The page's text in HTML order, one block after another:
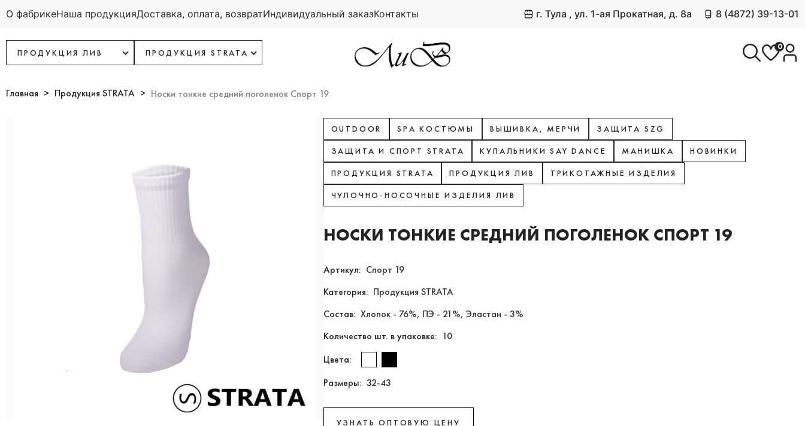
О фабрикеНаша продукцияДоставка, оплата, возвратИндивидуальный заказКонтакты г. Тула , ул. 1-ая Прокатная, д. 8а 8 (4872) 39-13-01
ПРОДУКЦИЯ ЛИВ ПРОДУКЦИЯ STRATA
0
Главная Продукция STRATA Носки тонкие средний поголенок Спорт 19
OUTDOOR SPA КОСТЮМЫ ВЫШИВКА, МЕРЧИ ЗАЩИТА SZG
ЗАЩИТА И СПОРТ STRATA КУПАЛЬНИКИ SAY DANCE МАНИШКА НОВИНКИ
ПРОДУКЦИЯ STRATA ПРОДУКЦИЯ ЛИВ ТРИКОТАЖНЫЕ ИЗДЕЛИЯ
ЧУЛОЧНО-НОСОЧНЫЕ ИЗДЕЛИЯ ЛИВ
НОСКИ ТОНКИЕ СРЕДНИЙ ПОГОЛЕНОК СПОРТ 19
Артикул: Спорт 19
Категория: Продукция STRATA
Состав: Хлопок - 76%, ПЭ - 21%, Эластан - 3%
Количество шт. в упаковке: 10
Цвета:
Размеры: 32-43
УЗНАТЬ ОПТОВУЮ ЦЕНУ